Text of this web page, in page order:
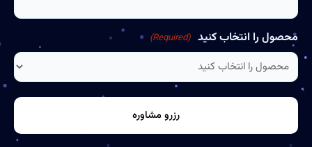
محصول را انتخاب کنید (Required)